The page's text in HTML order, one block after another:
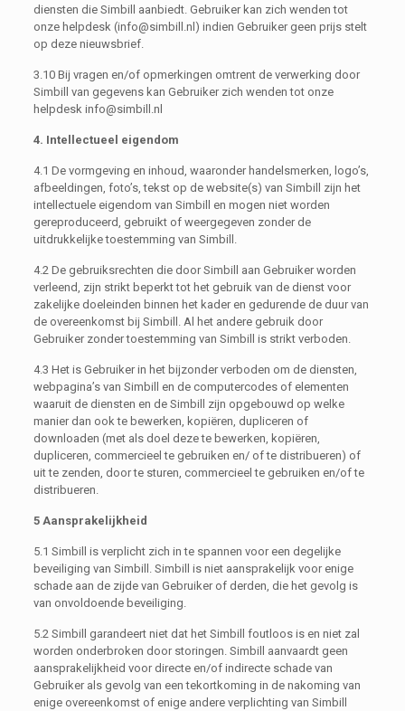
diensten die Simbill aanbiedt. Gebruiker kan zich wenden tot
onze helpdesk (info@simbill.nl) indien Gebruiker geen prijs stelt
op deze nieuwsbrief.
3.10 Bij vragen en/of opmerkingen omtrent de verwerking door
Simbill van gegevens kan Gebruiker zich wenden tot onze
helpdesk info@simbill.nl
4. Intellectueel eigendom
4.1 De vormgeving en inhoud, waaronder handelsmerken, logo’s,
afbeeldingen, foto’s, tekst op de website(s) van Simbill zijn het
intellectuele eigendom van Simbill en mogen niet worden
gereproduceerd, gebruikt of weergegeven zonder de
uitdrukkelijke toestemming van Simbill.
4.2 De gebruiksrechten die door Simbill aan Gebruiker worden
verleend, zijn strikt beperkt tot het gebruik van de dienst voor
zakelijke doeleinden binnen het kader en gedurende de duur van
de overeenkomst bij Simbill. Al het andere gebruik door
Gebruiker zonder toestemming van Simbill is strikt verboden.
4.3 Het is Gebruiker in het bijzonder verboden om de diensten,
webpagina’s van Simbill en de computercodes of elementen
waaruit de diensten en de Simbill zijn opgebouwd op welke
manier dan ook te bewerken, kopiëren, dupliceren of
downloaden (met als doel deze te bewerken, kopiëren,
dupliceren, commercieel te gebruiken en/ of te distribueren) of
uit te zenden, door te sturen, commercieel te gebruiken en/of te
distribueren.
5 Aansprakelijkheid
5.1 Simbill is verplicht zich in te spannen voor een degelijke
beveiliging van Simbill. Simbill is niet aansprakelijk voor enige
schade aan de zijde van Gebruiker of derden, die het gevolg is
van onvoldoende beveiliging.
5.2 Simbill garandeert niet dat het Simbill foutloos is en niet zal
worden onderbroken door storingen. Simbill aanvaardt geen
aansprakelijkheid voor directe en/of indirecte schade van
Gebruiker als gevolg van een tekortkoming in de nakoming van
enige overeenkomst of enige andere verplichting van Simbill